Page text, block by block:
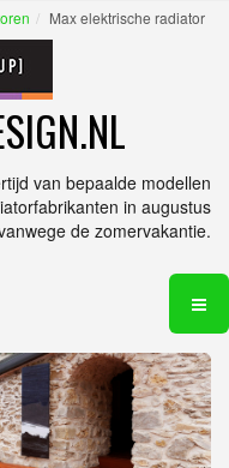
Max elektrische radiator
van bepaalde modellen
in augustus
de zomervakantie.